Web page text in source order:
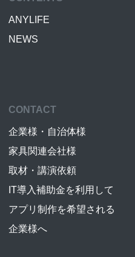
ANYLIFE
NEWS
CONTACT
企業様・自治体様
家具関連会社様
取材・講演依頼
IT導入補助金を利用して
アプリ制作を希望される
企業様へ